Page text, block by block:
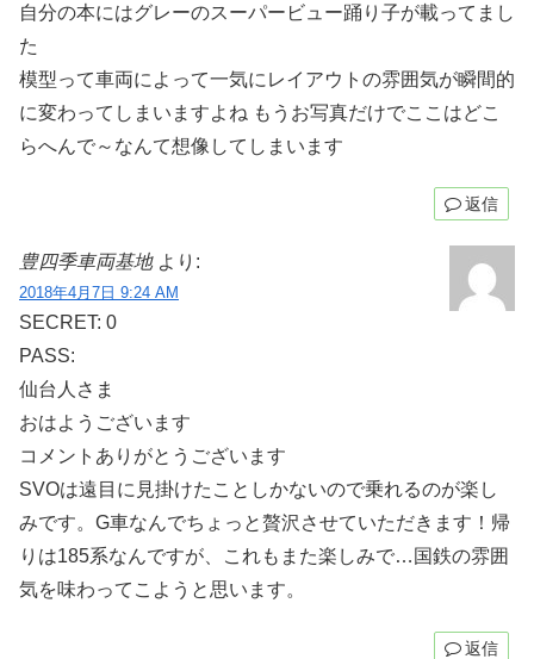
自分の本にはグレーのスーパービュー踊り子が載ってまし
た
模型って車両によって一気にレイアウトの雰囲気が瞬間的
に変わってしまいますよね もうお写真だけでここはどこ
らへんで～なんて想像してしまいます
返信
豊四季車両基地 より:
2018年4月7日 9:24 AM
SECRET: 0
PASS:
仙台人さま
おはようございます
コメントありがとうございます
SVOは遠目に見掛けたことしかないので乗れるのが楽し
みです。G車なんでちょっと贅沢させていただきます！帰
りは185系なんですが、これもまた楽しみで…国鉄の雰囲
気を味わってこようと思います。
返信